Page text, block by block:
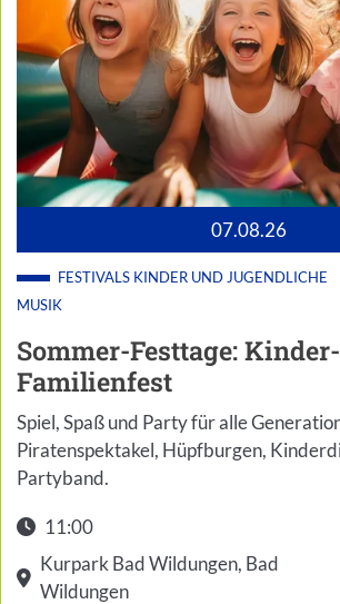
07.08.26
FESTIVALS KINDER UND JUGENDLICHE
MUSIK
Sommer-Festtage:
Familienfest
Spiel, Spaß und Party für alle
Piratenspektakel, Hüpfburgen,
Partyband.
11:00
Kurpark Bad Wildungen, Bad
Wildungen